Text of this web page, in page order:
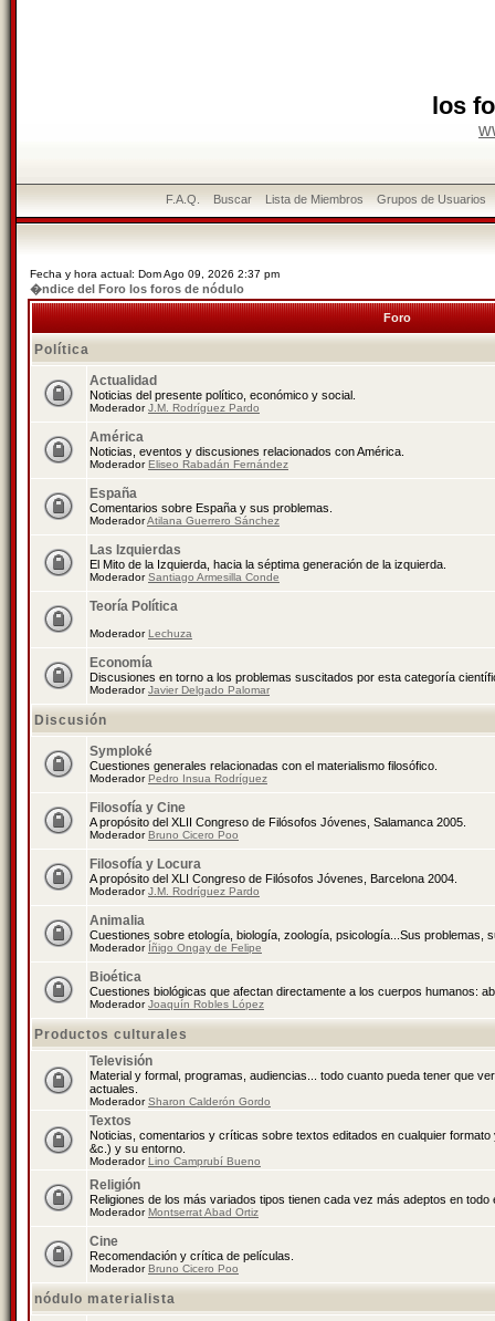
los
F.A.Q. Buscar Lista de Miembros Grupos de Usuarios
Fecha y hora actual: Dom Ago 09, 2026 2:37 pm
�ndice del Foro los foros de nódulo
Foro
Política
Actualidad
Noticias del presente político, económico y social.
ModeradorJ.M. Rodríguez Pardo
América
Noticias, eventos y discusiones relacionados con América.
ModeradorEliseo Rabadán Fernández
España
Comentarios sobre España y sus problemas.
ModeradorAtilana Guerrero Sánchez
Las Izquierdas
El Mito de la Izquierda, hacia la séptima generación de la izquierda.
ModeradorSantiago Armesilla Conde
Teoría Política
ModeradorLechuza
Economía
Discusiones en torno a los problemas suscitados por esta categoría
ModeradorJavier Delgado Palomar
Discusión
Symploké
Cuestiones generales relacionadas con el materialismo filosófico.
ModeradorPedro Insua Rodríguez
Filosofía y Cine
A propósito del XLII Congreso de Filósofos Jóvenes, Salamanca 2005.
ModeradorBruno Cicero Poo
Filosofía y Locura
A propósito del XLI Congreso de Filósofos Jóvenes, Barcelona 2004.
ModeradorJ.M. Rodríguez Pardo
Animalia
Cuestiones sobre etología, biología, zoología, psicología...Sus problemas,
Moderador Íñigo Ongay de Felipe
Bioética
Cuestiones biológicas que afectan directamente a los cuerpos humanos:
ModeradorJoaquín Robles López
Productos culturales
Televisión
Material y formal, programas, audiencias... todo cuanto pueda tener que
actuales.
ModeradorSharon Calderón Gordo
Textos
Noticias, comentarios y críticas sobre textos editados en cualquier
&c.) y su entorno.
ModeradorLino Camprubí Bueno
Religión
Religiones de los más variados tipos tienen cada vez más adeptos en todo
ModeradorMontserrat Abad Ortiz
Cine
Recomendación y crítica de películas.
ModeradorBruno Cicero Poo
nódulo materialista